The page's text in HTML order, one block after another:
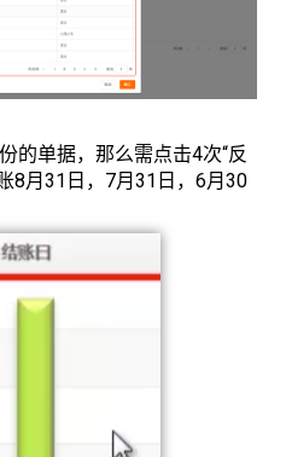
的单据，那么需点击4次“反
8月31日，7月31日，6月30